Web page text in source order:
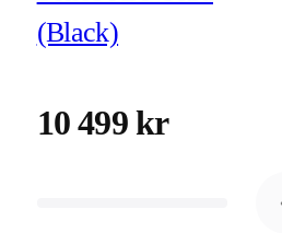
(Black)
10 499 kr